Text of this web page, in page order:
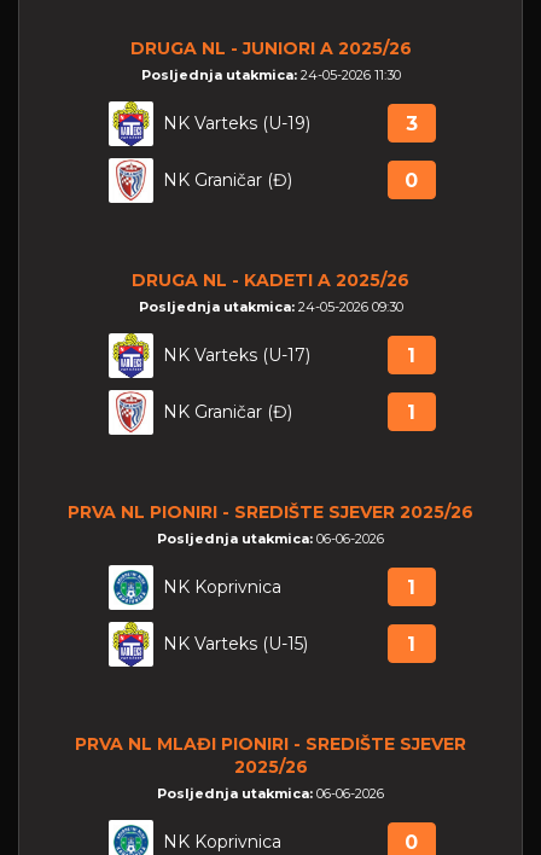
DRUGA NL - JUNIORI A 2025/26
Posljednja utakmica: 24-05-2026 11:30
NK Varteks (U-19) 3
NK Graničar (Đ) 0
DRUGA NL - KADETI A 2025/26
Posljednja utakmica: 24-05-2026 09:30
NK Varteks (U-17) 1
NK Graničar (Đ) 1
PRVA NL PIONIRI - SREDIŠTE SJEVER 2025/26
Posljednja utakmica: 06-06-2026
NK Koprivnica 1
NK Varteks (U-15) 1
PRVA NL MLAĐI PIONIRI - SREDIŠTE SJEVER
2025/26
Posljednja utakmica: 06-06-2026
NK Koprivnica 0